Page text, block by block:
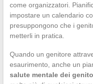
come organizzatori.
impostare un calendario
presuppongono che i
metterli in pratica.
Quando un genitore
esaurimento, anche un
salute mentale dei